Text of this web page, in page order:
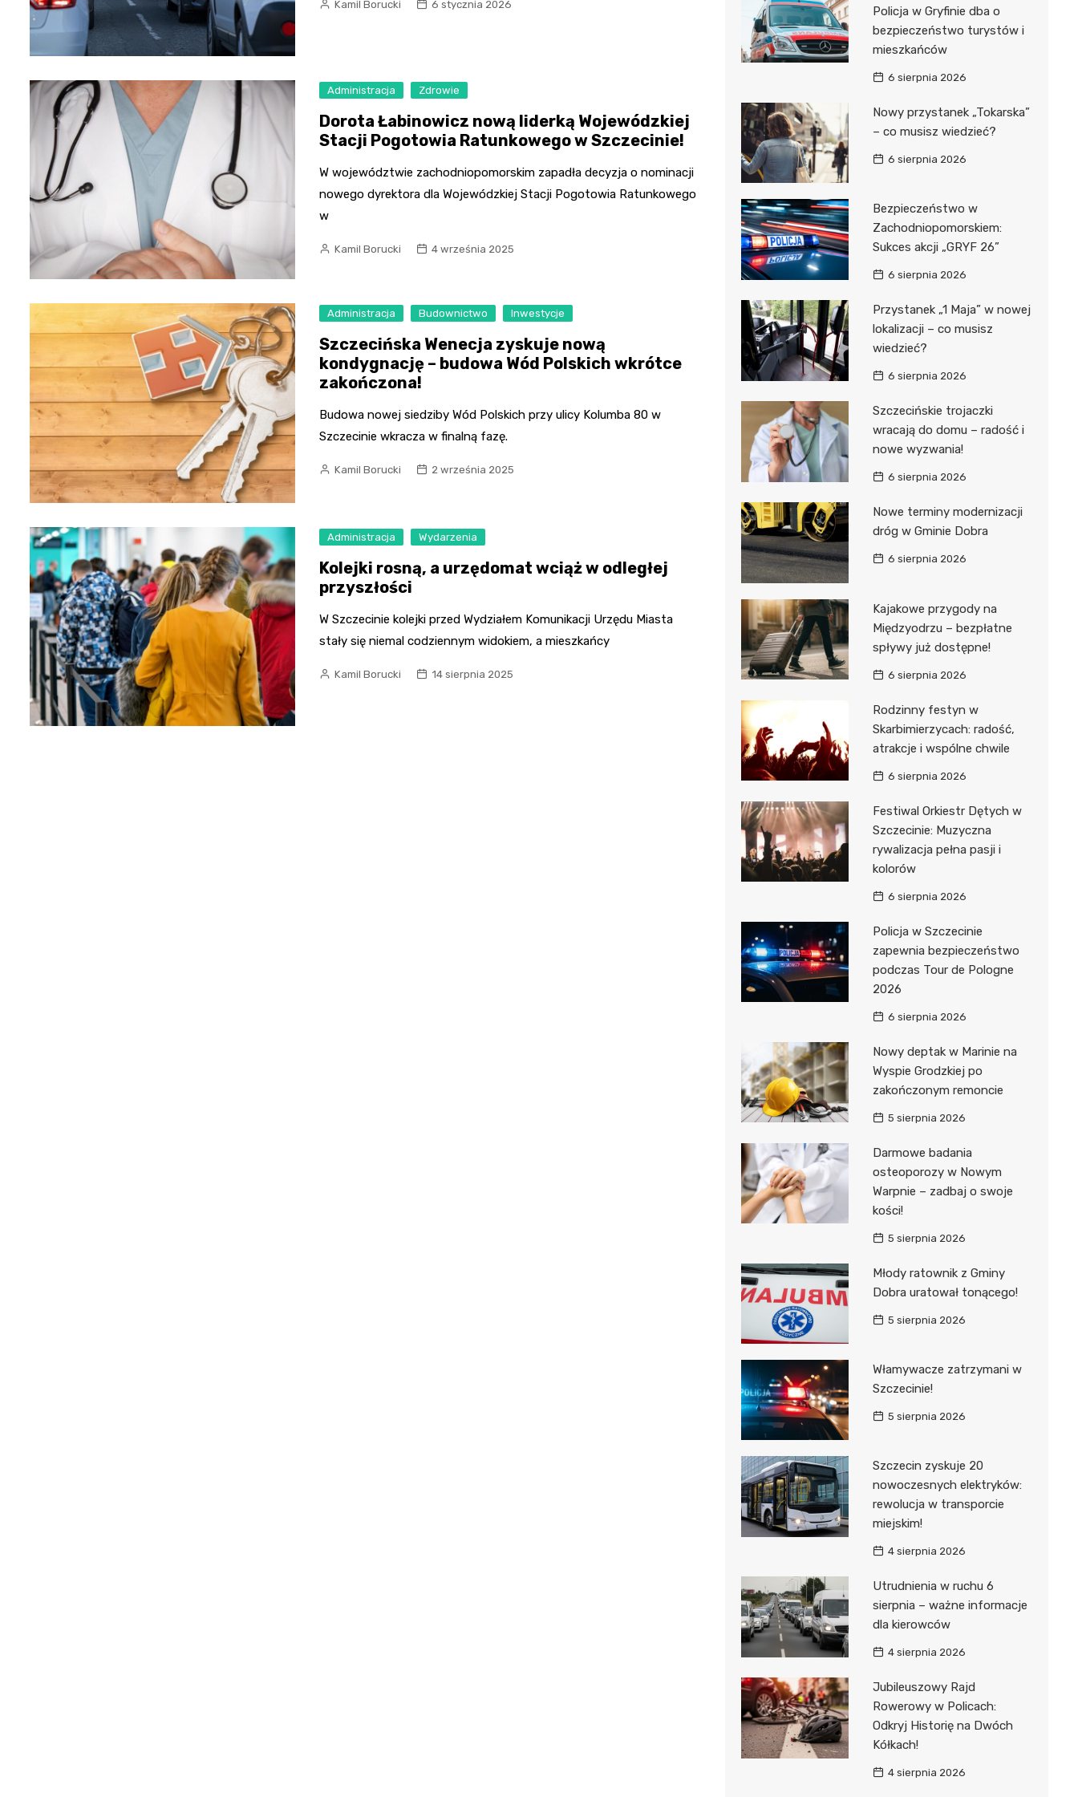
Sokołowskiego
Pomorskiej Akademii
Medycznej
Szpital Kliniczny nr 2
Specjalistyczny Szpital im.
A. Sokołowskiego
Samodzielny Publiczny
Wojewódzki Szpital
Zespolony im. M.
Skłodowskiej-Curi
Kamil Borucki 6 stycznia 2026
Administracja Zdrowie
Dorota Łabinowicz nową liderką Wojewódzkiej
Stacji Pogotowia Ratunkowego w Szczecinie!
W województwie zachodniopomorskim zapadła decyzja o nominacji
nowego dyrektora dla Wojewódzkiej Stacji Pogotowia Ratunkowego
w
Kamil Borucki 4 września 2025
Administracja Budownictwo Inwestycje
Szczecińska Wenecja zyskuje nową
kondygnację – budowa Wód Polskich wkrótce
zakończona!
Budowa nowej siedziby Wód Polskich przy ulicy Kolumba 80 w
Szczecinie wkracza w finalną fazę.
Kamil Borucki 2 września 2025
Administracja Wydarzenia
Kolejki rosną, a urzędomat wciąż w odległej
przyszłości
W Szczecinie kolejki przed Wydziałem Komunikacji Urzędu Miasta
stały się niemal codziennym widokiem, a mieszkańcy
Kamil Borucki 14 sierpnia 2025
Policja w Gryfinie dba o
bezpieczeństwo turystów i
mieszkańców
6 sierpnia 2026
Nowy przystanek „Tokarska”
– co musisz wiedzieć?
6 sierpnia 2026
Bezpieczeństwo w
Zachodniopomorskiem:
Sukces akcji „GRYF 26”
6 sierpnia 2026
Przystanek „1 Maja” w nowej
lokalizacji – co musisz
wiedzieć?
6 sierpnia 2026
Szczecińskie trojaczki
wracają do domu – radość i
nowe wyzwania!
6 sierpnia 2026
Nowe terminy modernizacji
dróg w Gminie Dobra
6 sierpnia 2026
Kajakowe przygody na
Międzyodrzu – bezpłatne
spływy już dostępne!
6 sierpnia 2026
Rodzinny festyn w
Skarbimierzycach: radość,
atrakcje i wspólne chwile
6 sierpnia 2026
Festiwal Orkiestr Dętych w
Szczecinie: Muzyczna
rywalizacja pełna pasji i
kolorów
6 sierpnia 2026
Policja w Szczecinie
zapewnia bezpieczeństwo
podczas Tour de Pologne
2026
6 sierpnia 2026
Nowy deptak w Marinie na
Wyspie Grodzkiej po
zakończonym remoncie
5 sierpnia 2026
Darmowe badania
osteoporozy w Nowym
Warpnie – zadbaj o swoje
kości!
5 sierpnia 2026
Młody ratownik z Gminy
Dobra uratował tonącego!
5 sierpnia 2026
Włamywacze zatrzymani w
Szczecinie!
5 sierpnia 2026
Szczecin zyskuje 20
nowoczesnych elektryków:
rewolucja w transporcie
miejskim!
4 sierpnia 2026
Utrudnienia w ruchu 6
sierpnia – ważne informacje
dla kierowców
4 sierpnia 2026
Jubileuszowy Rajd
Rowerowy w Policach:
Odkryj Historię na Dwóch
Kółkach!
4 sierpnia 2026